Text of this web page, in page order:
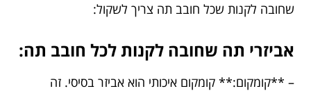
שחובה לקנות שכל חובב תה צריך לשקול:
אביזרי תה שחובה לקנות לכל חובב תה:
– **קומקום:** קומקום איכותי הוא אביזר בסיסי. זה